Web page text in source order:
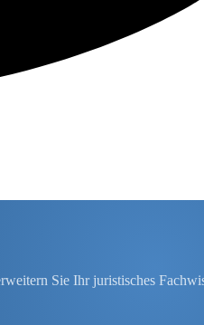
Sie Ihr juristisches